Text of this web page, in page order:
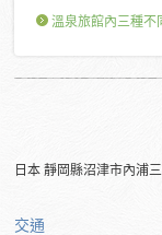
溫泉旅館內三種不
日本 靜岡縣沼津市內浦
交通